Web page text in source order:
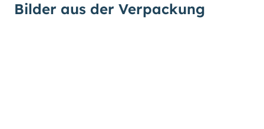
Bilder aus der Verpackung